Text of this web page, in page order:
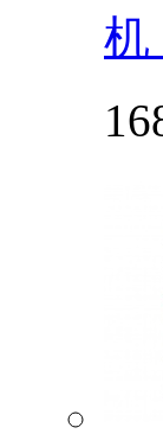
机